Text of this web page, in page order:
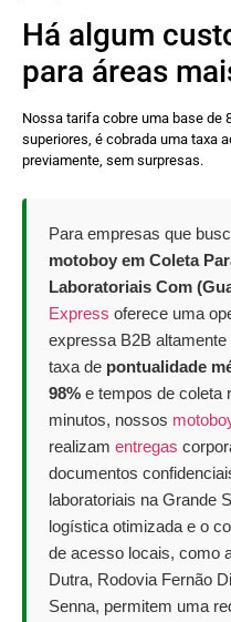
Há algum
para áreas
Nossa tarifa cobre uma base de
superiores, é cobrada uma taxa
previamente, sem surpresas.
Para empresas que
motoboy em Coleta
Laboratoriais Com
Express oferece uma
expressa B2B
taxa de pontualidade
98% e tempos de coleta
minutos, nossos
realizam entregas
documentos
laboratoriais na Grande
logística otimizada e o
de acesso locais, como
Dutra, Rodovia Fernão
Senna, permitem uma